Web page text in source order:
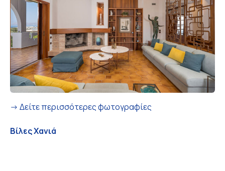
-> Δείτε περισσότερες φωτογραφίες
Βίλες Χανιά